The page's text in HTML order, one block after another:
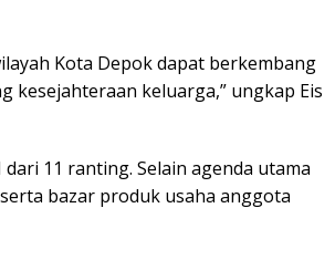
Kota Depok dapat berkembang
kesejahteraan keluarga,” ungkap Eis
11 ranting. Selain agenda utama
bazar produk usaha anggota